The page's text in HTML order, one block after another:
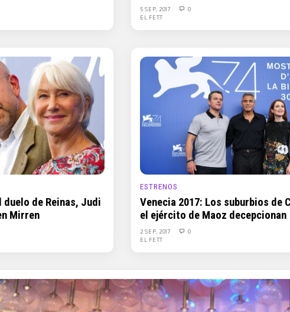
5 SEP, 2017
0
EL FETT
duelo de Reinas, Judi
Mirren
ESTRENOS
Venecia 2017: Los suburbios de
el ejército de Maoz decepcionan
2 SEP, 2017
0
EL FETT